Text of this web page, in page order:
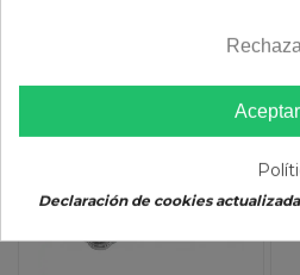
-10%
Aceptar
Declaración de cookies